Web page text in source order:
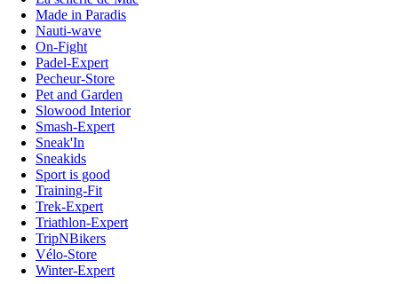
Made in Paradis
Nauti-wave
On-Fight
Padel-Expert
Pecheur-Store
Pet and Garden
Slowood Interior
Smash-Expert
Sneak'In
Sneakids
Sport is good
Training-Fit
Trek-Expert
Triathlon-Expert
TripNBikers
Vélo-Store
Winter-Expert